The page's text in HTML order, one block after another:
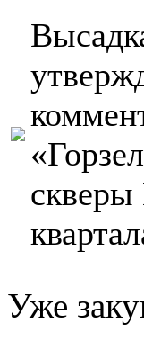
скверы
Уже